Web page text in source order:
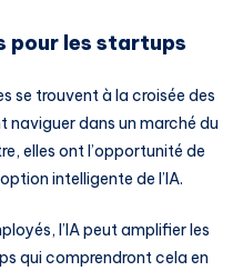
pour les startups
se trouvent à la croisée des
naviguer dans un marché du
elles ont l’opportunité de
intelligente de l’IA.
l’IA peut amplifier les
qui comprendront cela en